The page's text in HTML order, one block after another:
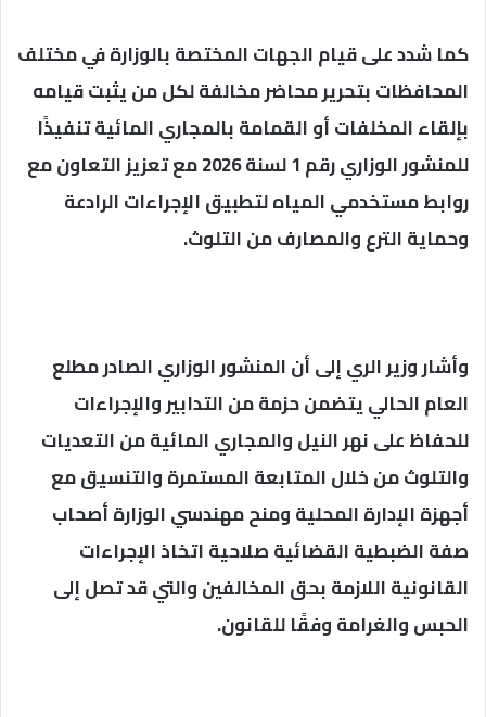
كما شدد على قيام الجهات المختصة بالوزارة في مختلف
المحافظات بتحرير محاضر مخالفة لكل من يثبت قيامه
بإلقاء المخلفات أو القمامة بالمجاري المائية تنفيذًا
للمنشور الوزاري رقم 1 لسنة 2026 مع تعزيز التعاون مع
روابط مستخدمي المياه لتطبيق الإجراءات الرادعة
وحماية الترع والمصارف من التلوث.
وأشار وزير الري إلى أن المنشور الوزاري الصادر مطلع
العام الحالي يتضمن حزمة من التدابير والإجراءات
للحفاظ على نهر النيل والمجاري المائية من التعديات
والتلوث من خلال المتابعة المستمرة والتنسيق مع
أجهزة الإدارة المحلية ومنح مهندسي الوزارة أصحاب
صفة الضبطية القضائية صلاحية اتخاذ الإجراءات
القانونية اللازمة بحق المخالفين والتي قد تصل إلى
الحبس والغرامة وفقًا للقانون.